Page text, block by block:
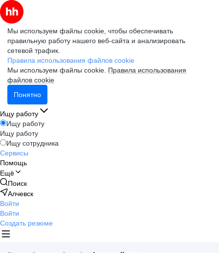
Мы используем файлы cookie, чтобы обеспечивать
правильную работу нашего веб-сайта и анализировать
сетевой трафик.
Правила использования файлов cookie
Мы используем файлы cookie. Правила использования
файлов cookie
Понятно
Ищу работу
Ищу работу
Ищу работу
Ищу сотрудника
Сервисы
Помощь
Ещё
Поиск
Алчевск
Войти
Войти
Создать резюме